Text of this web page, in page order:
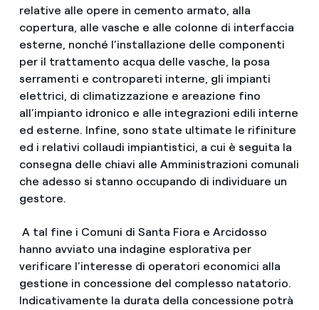
relative alle opere in cemento armato, alla
copertura, alle vasche e alle colonne di interfaccia
esterne, nonché l’installazione delle componenti
per il trattamento acqua delle vasche, la posa
serramenti e contropareti interne, gli impianti
elettrici, di climatizzazione e areazione fino
all’impianto idronico e alle integrazioni edili interne
ed esterne. Infine, sono state ultimate le rifiniture
ed i relativi collaudi impiantistici, a cui è seguita la
consegna delle chiavi alle Amministrazioni comunali
che adesso si stanno occupando di individuare un
gestore.
A tal fine i Comuni di Santa Fiora e Arcidosso
hanno avviato una indagine esplorativa per
verificare l’interesse di operatori economici alla
gestione in concessione del complesso natatorio.
Indicativamente la durata della concessione potrà